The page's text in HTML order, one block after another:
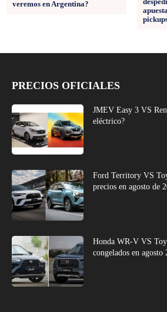
veremos en Argentina?
PRECIOS OFICIALES
JMEV Easy 3 VS
eléctrico?
Ford Territory VS
precios en agosto de
Honda WR-V VS
congelados en agosto